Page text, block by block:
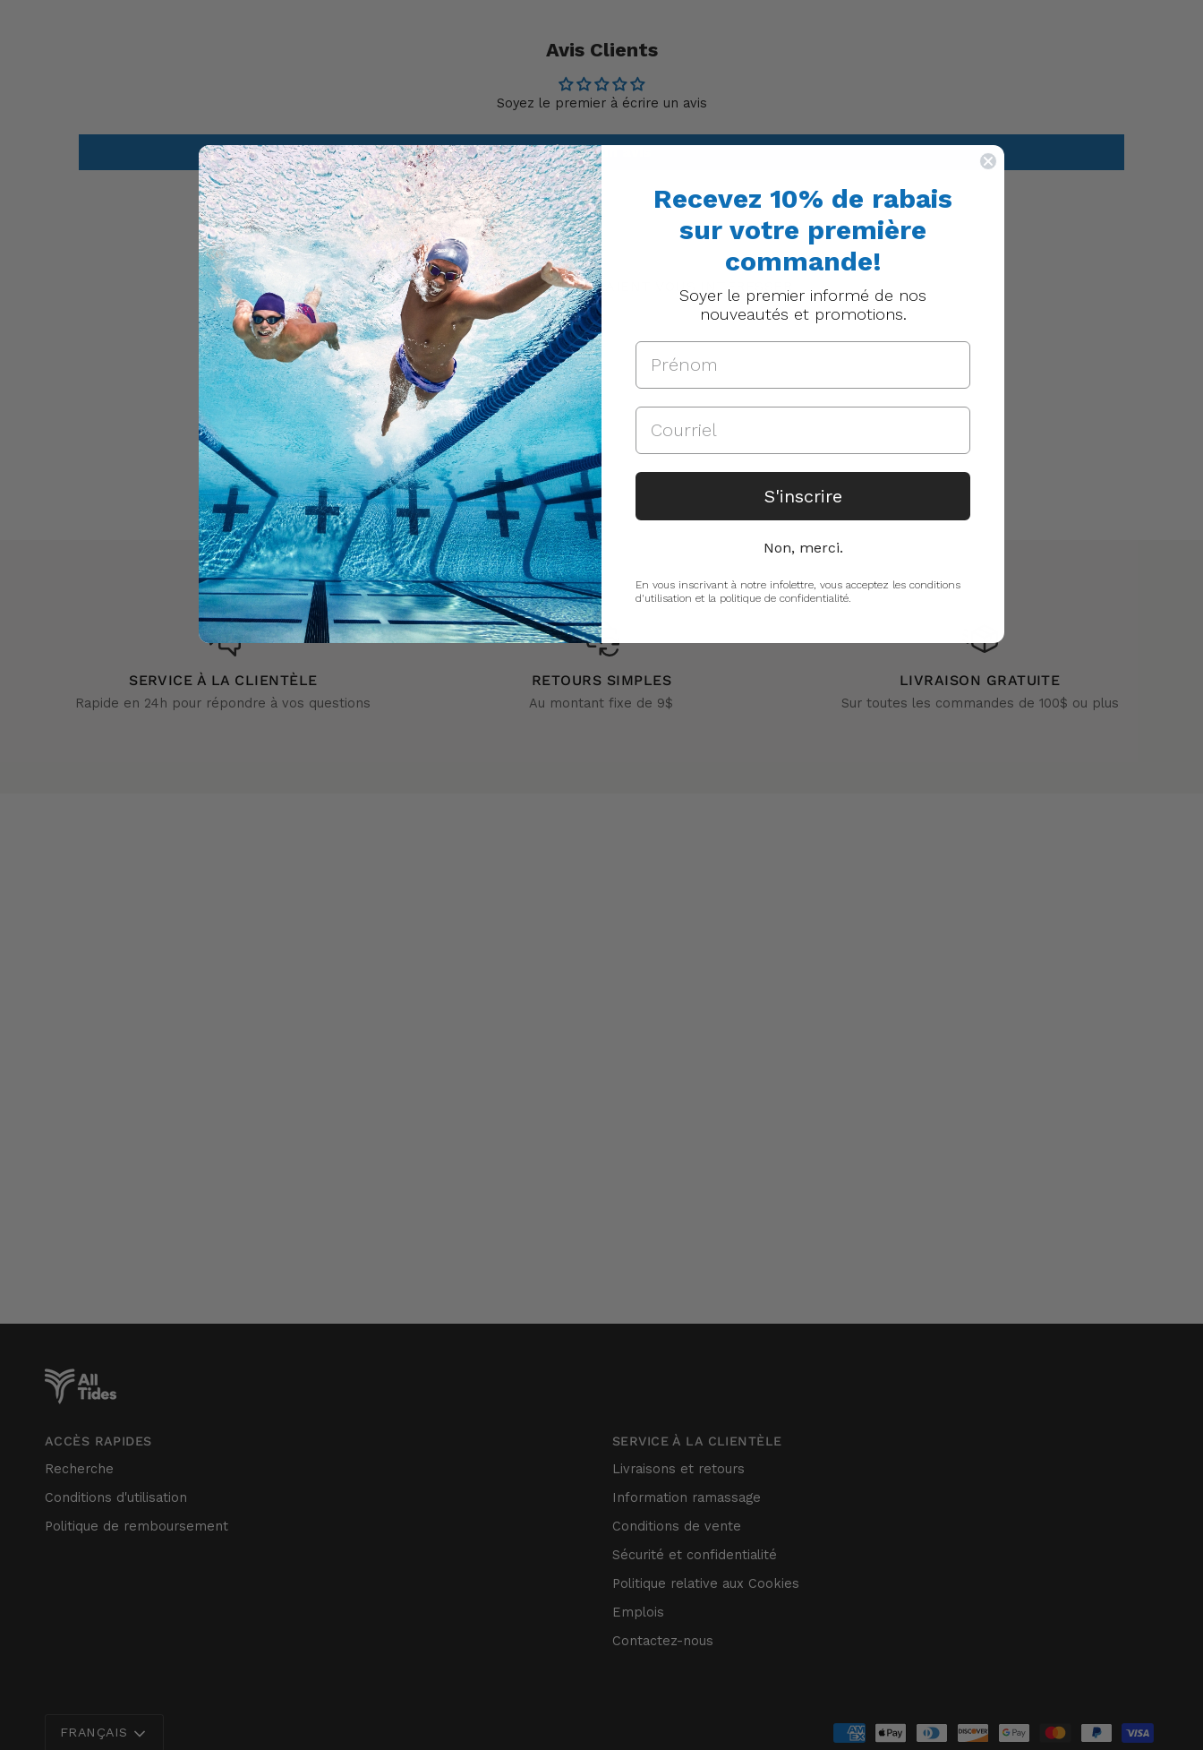
Avis Clients
Soyez le premier à écrire un avis
Écrire un avis
DES PRODUITS QUI POURRAIENT VOUS INTÉRESSER
SERVICE À LA CLIENTÈLE
Rapide en 24h pour répondre à vos questions
RETOURS SIMPLES
Au montant fixe de 9$
LIVRAISON GRATUITE
Sur toutes les commandes de 100$ ou plus
ACCÈS RAPIDES
Recherche
Conditions d'utilisation
Politique de remboursement
SERVICE À LA CLIENTÈLE
Livraisons et retours
Information ramassage
Conditions de vente
Sécurité et confidentialité
Politique relative aux Cookies
Emplois
Contactez-nous
Langue
FRANÇAIS
Recevez 10% de rabais
sur votre première
commande!
Soyer le premier informé de nos
nouveautés et promotions.
S'inscrire
Non, merci.
En vous inscrivant à notre infolettre, vous acceptez les conditions
d'utilisation et la politique de confidentialité.